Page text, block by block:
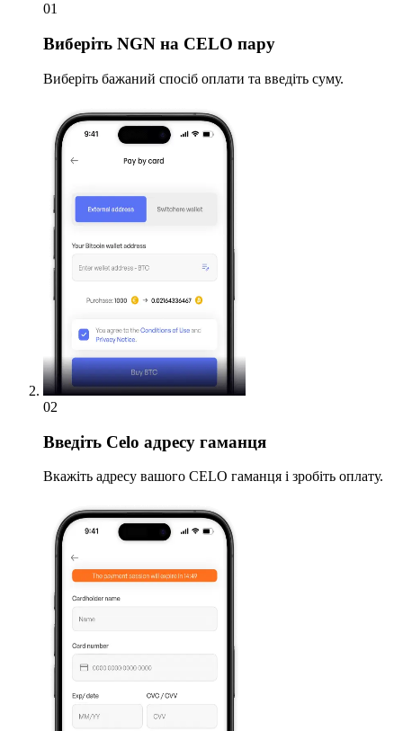
01
Виберіть NGN на CELO пару
Виберіть бажаний спосіб оплати та введіть суму.
02
Введіть Celo адресу гаманця
Вкажіть адресу вашого CELO гаманця і зробіть оплату.